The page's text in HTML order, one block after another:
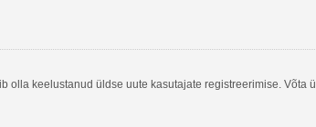
olla keelustanud üldse uute kasutajate registreerimise. Võta